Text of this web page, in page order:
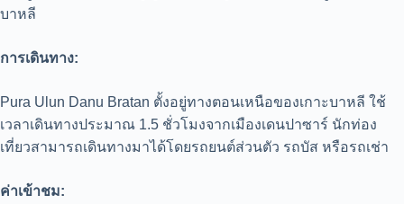
บาหลี
การเดินทาง:
Pura Ulun Danu Bratan ตั้งอยู่ทางตอนเหนือของเกาะบาหลี ใช้
เวลาเดินทางประมาณ 1.5 ชั่วโมงจากเมืองเดนปาซาร์ นักท่อง
เที่ยวสามารถเดินทางมาได้โดยรถยนต์ส่วนตัว รถบัส หรือรถเช่า
ค่าเข้าชม: